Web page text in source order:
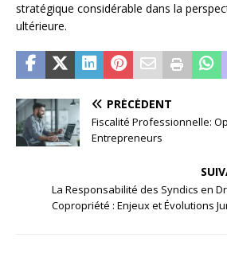
stratégique considérable dans la
ultérieure.
PRÉCÉDENT
Fiscalité Professionnelle:
Entrepreneurs
La Responsabilité des Syndics en
Copropriété : Enjeux et Évolutions